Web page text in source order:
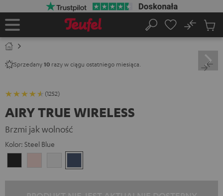
Strona
Szukaj
No
Sprzedany 10 razy w ciągu ostatniego miesiąca.
(1252)
AIRY TRUE WIRELESS
Brzmi jak wolność
Kolor: Steel Blue
White Blue